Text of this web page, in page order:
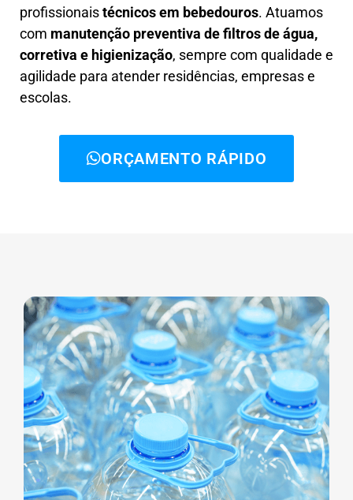
profissionaistécnicos em bebedouros. Atuamos
com manutenção preventiva de filtros de água,
corretiva e higienização, sempre com qualidade e
agilidade para atender residências, empresas e
escolas.
ORÇAMENTO RÁPIDO